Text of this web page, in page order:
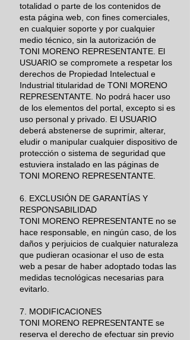
totalidad o parte de los contenidos de
esta página web, con fines comerciales,
en cualquier soporte y por cualquier
medio técnico, sin la autorización de
TONI MORENO REPRESENTANTE. El
USUARIO se compromete a respetar los
derechos de Propiedad Intelectual e
Industrial titularidad de TONI MORENO
REPRESENTANTE. No podrá hacer uso
de los elementos del portal, excepto si es
uso personal y privado. El USUARIO
deberá abstenerse de suprimir, alterar,
eludir o manipular cualquier dispositivo de
protección o sistema de seguridad que
estuviera instalado en las páginas de
TONI MORENO REPRESENTANTE.
6. EXCLUSIÓN DE GARANTÍAS Y
RESPONSABILIDAD
TONI MORENO REPRESENTANTE no se
hace responsable, en ningún caso, de los
daños y perjuicios de cualquier naturaleza
que pudieran ocasionar el uso de esta
web a pesar de haber adoptado todas las
medidas tecnológicas necesarias para
evitarlo.
7. MODIFICACIONES
TONI MORENO REPRESENTANTE se
reserva el derecho de efectuar sin previo